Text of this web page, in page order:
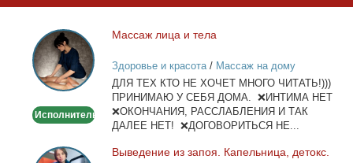
Массаж
лица
и
тела
Исполнитель
Мас­саж ли­ца и те­ла
Здоровье и красота/ Массаж на дому
ДЛЯ ТЕХ КТО НЕ ХОЧЕТ МНОГО ЧИТАТЬ!)))
ПРИНИМАЮ У СЕБЯ ДОМА. ❌ИНТИМА НЕТ
❌ОКОНЧАНИЯ, РАССЛАБЛЕНИЯ И ТАК
ДАЛЕЕ НЕТ! ❌ДОГОВОРИТЬСЯ НЕ...
Выведение
Вы­ве­де­ние из за­поя. Ка­пель­ни­ца, де­токс.